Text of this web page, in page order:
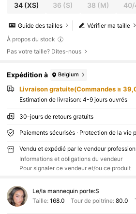
34(XS) 36 (S) 38 (M) 40/
Vérifier ma taille
Guide des tailles
À propos du stock
Pas votre taille? Dites-nous
Expédition à Belgium
Livraison gratuite(Commandes ≥
Estimation de livraison: 4-9 jours ouvrés
30-jours de retours gratuits
Paiements sécurisés · Protection de la vie
Vendu et expédié par le vendeur
Informations et obligations du vendeur
Pour signaler ce vendeur et/ou ce produit
Le/la mannequin porte:S
Taille: 168.0 Tour de poitrine:80.0